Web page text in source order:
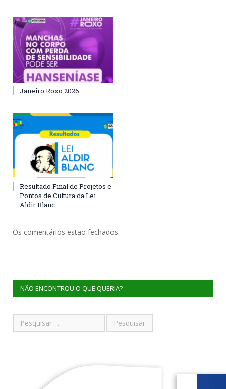
Janeiro Roxo 2026
Resultado Final de Projetos e
Pontos de Cultura da Lei
Aldir Blanc
Os comentários estão fechados.
NÃO ENCONTROU O QUE QUERIA?